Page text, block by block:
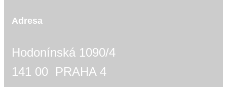
Adresa
Hodonínská 1090/4
141 00 PRAHA 4